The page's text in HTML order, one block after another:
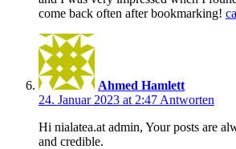
come back often after bookmarking!
Ahmed Hamlett
24. Januar 2023 at 2:47 Antworten
Hi nialatea.at admin, Your posts are
and credible.